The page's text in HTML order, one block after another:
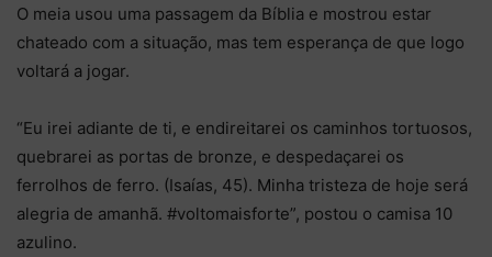
O meia usou uma passagem da Bíblia e mostrou estar
chateado com a situação, mas tem esperança de que logo
voltará a jogar.
“Eu irei adiante de ti, e endireitarei os caminhos tortuosos,
quebrarei as portas de bronze, e despedaçarei os
ferrolhos de ferro. (Isaías, 45). Minha tristeza de hoje será
alegria de amanhã. #voltomaisforte”, postou o camisa 10
azulino.